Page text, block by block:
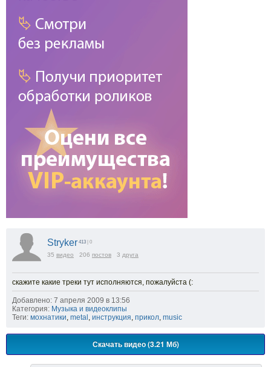
Stryker 413 | 0
35 видео 206 постов 3 друга
скажите какие треки тут исполняются, пожалуйста (:
Добавлено: 7 апреля 2009 в 13:56
Категория: Музыка и видеоклипы
Теги: мохнатики metal инструкция прикол music
Скачать видео (3.21 Мб)